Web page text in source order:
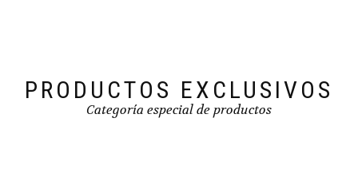
PRODUCTOS EXCLUSIVOS
Categoría especial de productos